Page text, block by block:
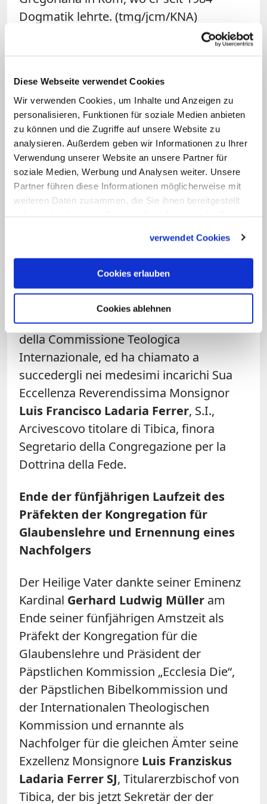
Diese Webseite verwendet Cookies
Wir verwenden Cookies, um Inhalte und Anzeigen zu
personalisieren, Funktionen für soziale Medien anbieten
zu können und die Zugriffe auf unsere Website zu
analysieren. Außerdem geben wir Informationen zu Ihrer
Verwendung unserer Website an unsere Partner für
soziale Medien, Werbung und Analysen weiter. Unsere
Partner führen diese Informationen möglicherweise mit
weiteren Daten zusammen, die Sie ihnen bereitgestellt
verwendet Cookies
Cookies erlauben
Cookies ablehnen
Dogmatik lehrte. (tmg/jcm/KNA)
Originaltext der Pressestelle
deutsche Übersetzung:
Conclusione del mandato
quinquennale del Prefetto della
Congregazione per la Dottrina della
Fede e nomina del successore
Il Santo Padre Francesco ha ringraziato
Gerhard Ludwig Mülleralla conclusione
Prefetto della Congregazione per la
Dottrina della Fede e di Presidente della
Pontificia Commissione “Ecclesia Dei”,
della Pontificia Commissione Biblica e
della Commissione Teologica
Internazionale, ed ha chiamato a
succedergli nei medesimi incarichi Sua
Eccellenza Reverendissima Monsignor
Luis Francisco Ladaria Ferrer, S.I.,
Arcivescovo titolare di Tibica, finora
Segretario della Congregazione per la
Dottrina della Fede.
Ende der fünfjährigen Laufzeit des
Präfekten der Kongregation für
Glaubenslehre und Ernennung eines
Nachfolgers
Der Heilige Vater dankte seiner Eminenz
Kardinal Gerhard Ludwig Müller am
Ende seiner fünfjährigen Amstzeit als
Präfekt der Kongregation für die
Glaubenslehre und Präsident der
Päpstlichen Kommission „Ecclesia Die“,
der Päpstlichen Bibelkommission und
der Internationalen Theologischen
Kommission und ernannte als
Nachfolger für die gleichen Ämter seine
Exzellenz Monsignore Luis Franziskus
Ladaria Ferrer SJ, Titularerzbischof von
Tibica, der bis jetzt Sekretär der der